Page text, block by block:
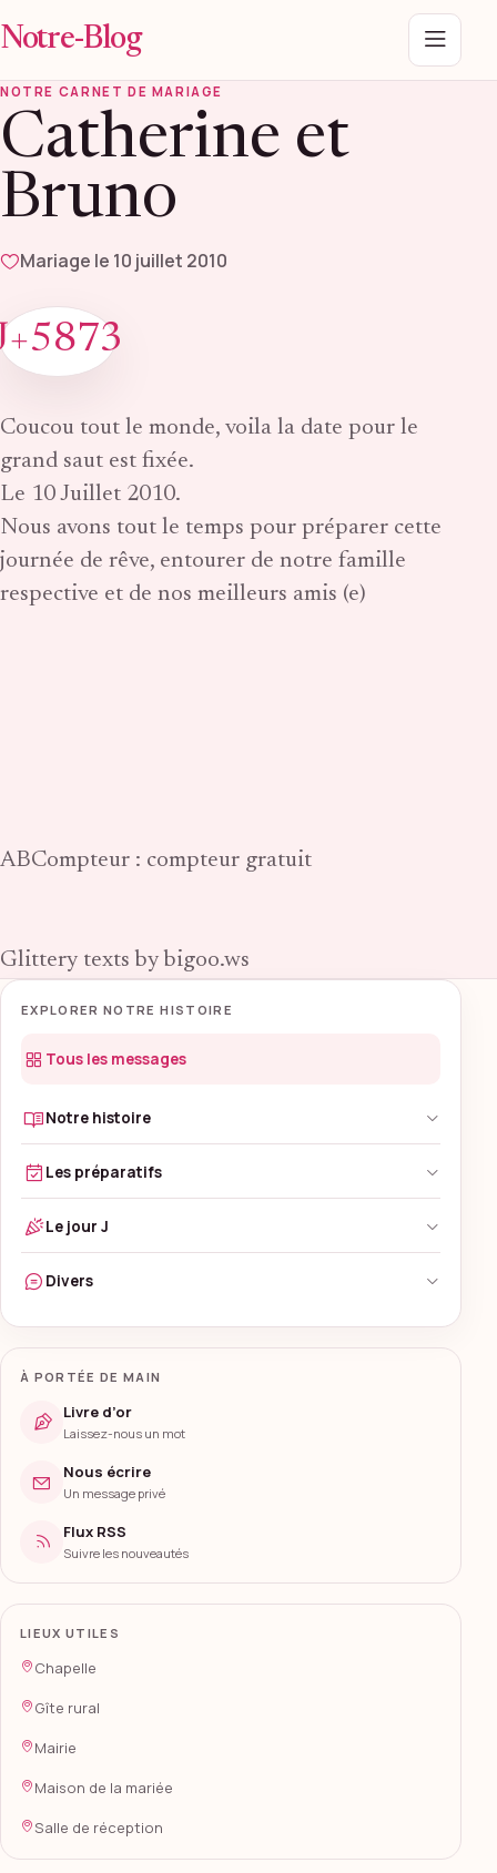
Notre-Blog Menu
NOTRE CARNET DE MARIAGE
Catherine et
Bruno
Mariage le 10 juillet 2010
Coucou tout le monde, voila la date pour le
grand saut est fixée.
Le 10 Juillet 2010.
Nous avons tout le temps pour préparer cette
journée de rêve, entourer de notre famille
respective et de nos meilleurs amis (e)
ABCompteur : compteur gratuit
Glittery texts by bigoo.ws
EXPLORER NOTRE HISTOIRE
Tous les messages
Notre histoire
Les préparatifs
Le jour J
Divers
À PORTÉE DE MAIN
Livre d’or
Laissez-nous un mot
Nous écrire
Un message privé
Flux RSS
Suivre les nouveautés
LIEUX UTILES
Chapelle
Gîte rural
Mairie
Maison de la mariée
Salle de réception